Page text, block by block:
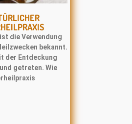
die Verwendung
bekannt.
der Entdeckung
getreten. Wie